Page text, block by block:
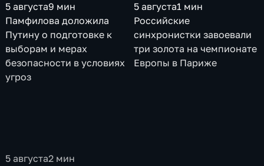
5 августа9 мин
Памфилова доложила
Путину о подготовке к
выборам и мерах
безопасности в условиях
угроз
5 августа1 мин
Российские
синхронистки завоевали
три золота на чемпионате
Европы в Париже
5 августа2 мин